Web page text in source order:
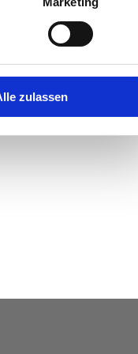
zulassen
GmbH, die
statt. Wir freuen uns